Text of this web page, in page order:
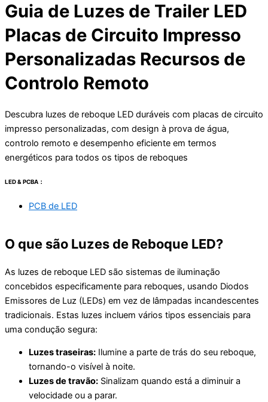
Guia de Luzes de Trailer LED
Placas de Circuito Impresso
Personalizadas Recursos de
Controlo Remoto
Descubra luzes de reboque LED duráveis com placas de circuito
impresso personalizadas, com design à prova de água,
controlo remoto e desempenho eficiente em termos
energéticos para todos os tipos de reboques
LED & PCBA：
PCB de LED
O que são Luzes de Reboque LED?
As luzes de reboque LED são sistemas de iluminação
concebidos especificamente para reboques, usando Diodos
Emissores de Luz (LEDs) em vez de lâmpadas incandescentes
tradicionais. Estas luzes incluem vários tipos essenciais para
uma condução segura:
Luzes traseiras: Ilumine a parte de trás do seu reboque,
tornando-o visível à noite.
Luzes de travão: Sinalizam quando está a diminuir a
velocidade ou a parar.